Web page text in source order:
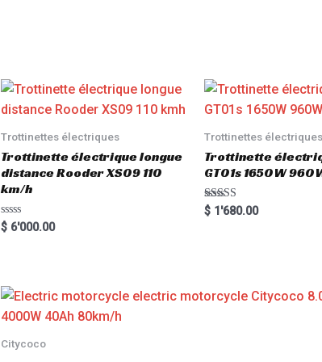
Trottinettes électriques
Trottinette électrique longue
distance Rooder XS09 110
km/h
R
a
o
u
o
5
$ 6'000.00
Trottinettes électriques
Trottinette
GT01s 1650W
Rated
5.00
$1'680.00
Citycoco